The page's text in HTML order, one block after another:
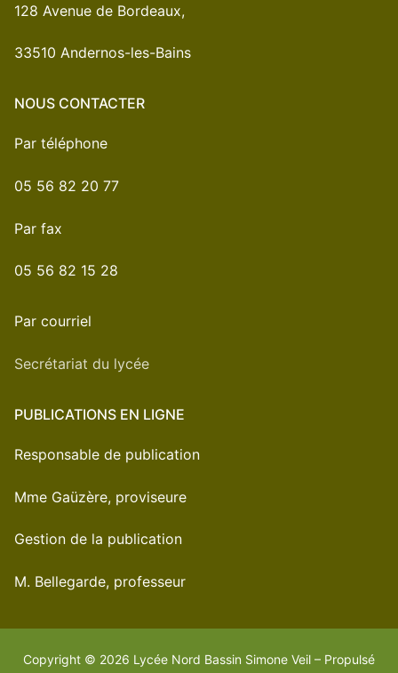
128 Avenue de Bordeaux,
33510 Andernos-les-Bains
NOUS CONTACTER
Par téléphone
05 56 82 20 77
Par fax
05 56 82 15 28
Par courriel
Secrétariat du lycée
PUBLICATIONS EN LIGNE
Responsable de publication
Mme Gaüzère, proviseure
Gestion de la publication
M. Bellegarde, professeur
Copyright © 2026 Lycée Nord Bassin Simone Veil – Propulsé